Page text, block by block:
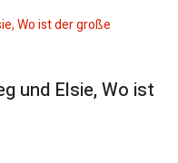
und Elsie, Wo ist